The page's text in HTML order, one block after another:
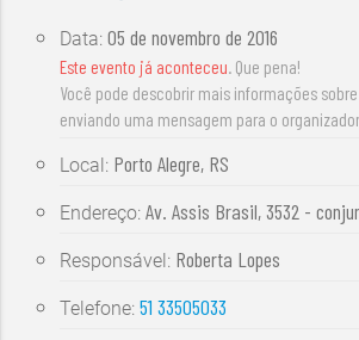
Data:05 de novembro de 2016
Este evento já aconteceu. Que pena!
Você pode descobrir mais informações
enviando uma mensagem para o
Local: Porto Alegre, RS
Endereço:Av. Assis Brasil, 3532 -
Responsável: Roberta Lopes
Telefone:51 33505033